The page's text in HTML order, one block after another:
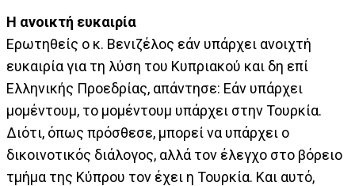
Η ανοικτή ευκαιρία
Ερωτηθείς ο κ. Βενιζέλος εάν υπάρχει ανοιχτή
ευκαιρία για τη λύση του Κυπριακού και δη επί
Ελληνικής Προεδρίας, απάντησε: Εάν υπάρχει
μομέντουμ, το μομέντουμ υπάρχει στην Τουρκία.
Διότι, όπως πρόσθεσε, μπορεί να υπάρχει ο
δικοινοτικός διάλογος, αλλά τον έλεγχο στο βόρειο
τμήμα της Κύπρου τον έχει η Τουρκία. Και αυτό,